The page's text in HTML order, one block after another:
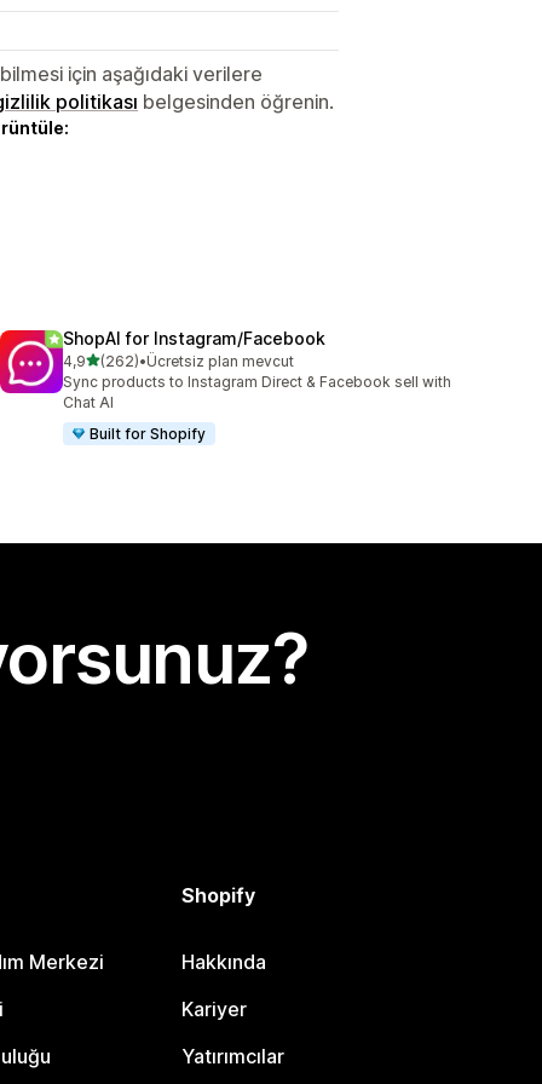
için aşağıdaki verilere
politikası belgesinden öğrenin.
ShopAI for Instagram/Facebook
4,95 yıldız üzerinden
(262)
toplam 262 değerlendirme
•Ücretsiz plan mevcut
Sync products to Instagram Direct & Facebook sell with
Chat AI
Built for Shopify
Merkezi
Shopify
Hakkında
Kariyer
Yatırımcılar